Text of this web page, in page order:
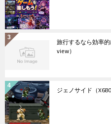
旅行するなら効率
view）
ジェノサイド（